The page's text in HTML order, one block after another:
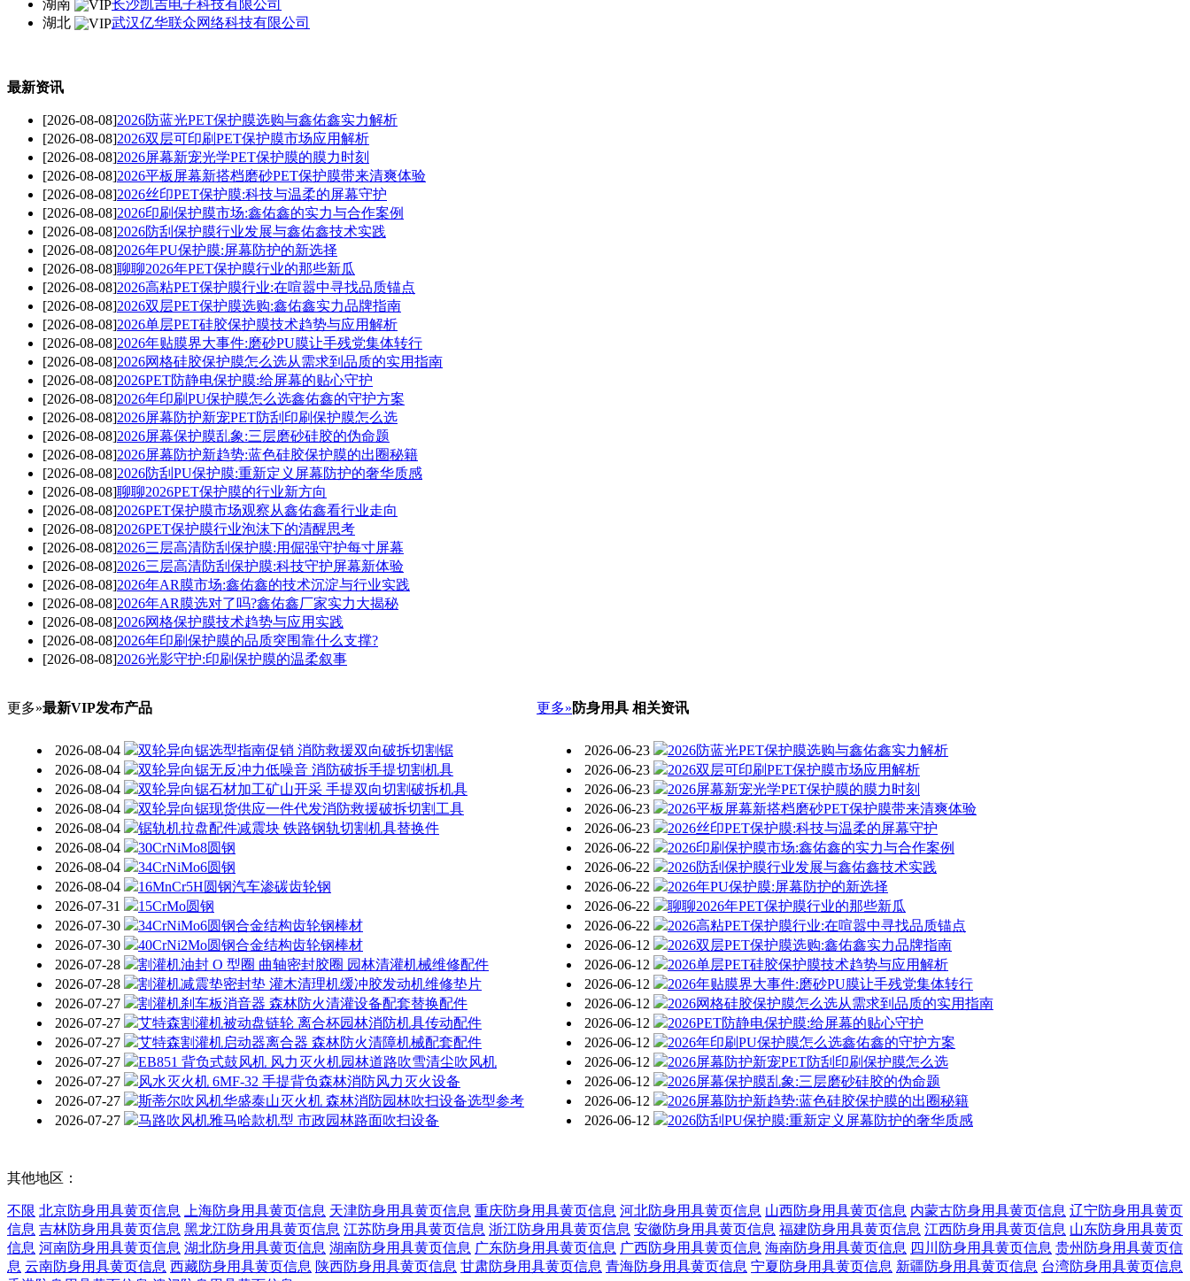
湖南
长沙凯吉电子科技有限公司
湖北
武汉亿华联众网络科技有限公司
最新资讯
[2026-08-08]2026防蓝光PET保护膜选购与鑫佑鑫实力解析
[2026-08-08]2026双层可印刷PET保护膜市场应用解析
[2026-08-08]2026屏幕新宠光学PET保护膜的膜力时刻
[2026-08-08]2026平板屏幕新搭档磨砂PET保护膜带来清爽体验
[2026-08-08]2026丝印PET保护膜:科技与温柔的屏幕守护
[2026-08-08]2026印刷保护膜市场:鑫佑鑫的实力与合作案例
[2026-08-08]2026防刮保护膜行业发展与鑫佑鑫技术实践
[2026-08-08]2026年PU保护膜:屏幕防护的新选择
[2026-08-08]聊聊2026年PET保护膜行业的那些新瓜
[2026-08-08]2026高粘PET保护膜行业:在喧嚣中寻找品质锚点
[2026-08-08]2026双层PET保护膜选购:鑫佑鑫实力品牌指南
[2026-08-08]2026单层PET硅胶保护膜技术趋势与应用解析
[2026-08-08]2026年贴膜界大事件:磨砂PU膜让手残党集体转行
[2026-08-08]2026网格硅胶保护膜怎么选从需求到品质的实用指南
[2026-08-08]2026PET防静电保护膜:给屏幕的贴心守护
[2026-08-08]2026年印刷PU保护膜怎么选鑫佑鑫的守护方案
[2026-08-08]2026屏幕防护新宠PET防刮印刷保护膜怎么选
[2026-08-08]2026屏幕保护膜乱象:三层磨砂硅胶的伪命题
[2026-08-08]2026屏幕防护新趋势:蓝色硅胶保护膜的出圈秘籍
[2026-08-08]2026防刮PU保护膜:重新定义屏幕防护的奢华质感
[2026-08-08]聊聊2026PET保护膜的行业新方向
[2026-08-08]2026PET保护膜市场观察从鑫佑鑫看行业走向
[2026-08-08]2026PET保护膜行业泡沫下的清醒思考
[2026-08-08]2026三层高清防刮保护膜:用倔强守护每寸屏幕
[2026-08-08]2026三层高清防刮保护膜:科技守护屏幕新体验
[2026-08-08]2026年AR膜市场:鑫佑鑫的技术沉淀与行业实践
[2026-08-08]2026年AR膜选对了吗?鑫佑鑫厂家实力大揭秘
[2026-08-08]2026网格保护膜技术趋势与应用实践
[2026-08-08]2026年印刷保护膜的品质突围靠什么支撑?
[2026-08-08]2026光影守护:印刷保护膜的温柔叙事
更多»最新VIP发布产品
2026-08-04
双轮异向锯选型指南促销 消防救援双向破拆切割锯
2026-08-04
双轮异向锯无反冲力低噪音 消防破拆手提切割机具
2026-08-04
双轮异向锯石材加工矿山开采 手提双向切割破拆机具
2026-08-04
双轮异向锯现货供应一件代发消防救援破拆切割工具
2026-08-04
锯轨机拉盘配件减震块 铁路钢轨切割机具替换件
2026-08-04
30CrNiMo8圆钢
2026-08-04
34CrNiMo6圆钢
2026-08-04
16MnCr5H圆钢汽车渗碳齿轮钢
2026-07-31
15CrMo圆钢
2026-07-30
34CrNiMo6圆钢合金结构齿轮钢棒材
2026-07-30
40CrNi2Mo圆钢合金结构齿轮钢棒材
2026-07-28
割灌机油封 O 型圈 曲轴密封胶圈 园林清灌机械维修配件
2026-07-28
割灌机减震垫密封垫 灌木清理机缓冲胶发动机维修垫片
2026-07-27
割灌机刹车板消音器 森林防火清灌设备配套替换配件
2026-07-27
艾特森割灌机被动盘链轮 离合杯园林消防机具传动配件
2026-07-27
艾特森割灌机启动器离合器 森林防火清障机械配套配件
2026-07-27
EB851 背负式鼓风机 风力灭火机园林道路吹雪清尘吹风机
2026-07-27
风水灭火机 6MF-32 手提背负森林消防风力灭火设备
2026-07-27
斯蒂尔吹风机华盛泰山灭火机 森林消防园林吹扫设备选型参考
2026-07-27
马路吹风机雅马哈款机型 市政园林路面吹扫设备
更多» 防身用具 相关资讯
2026-06-23
2026防蓝光PET保护膜选购与鑫佑鑫实力解析
2026-06-23
2026双层可印刷PET保护膜市场应用解析
2026-06-23
2026屏幕新宠光学PET保护膜的膜力时刻
2026-06-23
2026平板屏幕新搭档磨砂PET保护膜带来清爽体验
2026-06-23
2026丝印PET保护膜:科技与温柔的屏幕守护
2026-06-22
2026印刷保护膜市场:鑫佑鑫的实力与合作案例
2026-06-22
2026防刮保护膜行业发展与鑫佑鑫技术实践
2026-06-22
2026年PU保护膜:屏幕防护的新选择
2026-06-22
聊聊2026年PET保护膜行业的那些新瓜
2026-06-22
2026高粘PET保护膜行业:在喧嚣中寻找品质锚点
2026-06-12
2026双层PET保护膜选购:鑫佑鑫实力品牌指南
2026-06-12
2026单层PET硅胶保护膜技术趋势与应用解析
2026-06-12
2026年贴膜界大事件:磨砂PU膜让手残党集体转行
2026-06-12
2026网格硅胶保护膜怎么选从需求到品质的实用指南
2026-06-12
2026PET防静电保护膜:给屏幕的贴心守护
2026-06-12
2026年印刷PU保护膜怎么选鑫佑鑫的守护方案
2026-06-12
2026屏幕防护新宠PET防刮印刷保护膜怎么选
2026-06-12
2026屏幕保护膜乱象:三层磨砂硅胶的伪命题
2026-06-12
2026屏幕防护新趋势:蓝色硅胶保护膜的出圈秘籍
2026-06-12
2026防刮PU保护膜:重新定义屏幕防护的奢华质感
其他地区：
不限 北京防身用具黄页信息 上海防身用具黄页信息 天津防身用具黄页信息 重庆防身用具黄页信息 河北防身用具黄页信息 山西防身用具黄页信息 内蒙古防身用具黄页信息 辽宁防身用具黄页
信息 吉林防身用具黄页信息 黑龙江防身用具黄页信息 江苏防身用具黄页信息 浙江防身用具黄页信息 安徽防身用具黄页信息 福建防身用具黄页信息 江西防身用具黄页信息 山东防身用具黄页
信息 河南防身用具黄页信息 湖北防身用具黄页信息 湖南防身用具黄页信息 广东防身用具黄页信息 广西防身用具黄页信息 海南防身用具黄页信息 四川防身用具黄页信息 贵州防身用具黄页信
息 云南防身用具黄页信息 西藏防身用具黄页信息 陕西防身用具黄页信息 甘肃防身用具黄页信息 青海防身用具黄页信息 宁夏防身用具黄页信息 新疆防身用具黄页信息 台湾防身用具黄页信息